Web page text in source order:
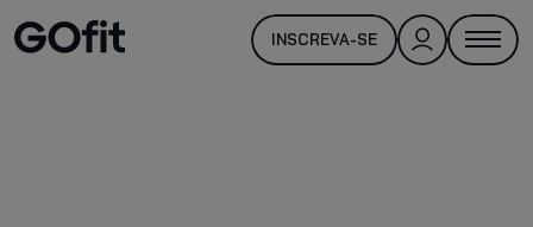
INSCREVA-SE